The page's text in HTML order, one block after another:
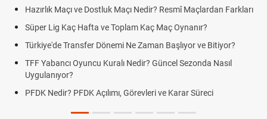
Farkları
Puan Durumunda AG, OM ve Diğer Kısaltmalar Ne
Skor Ne Demek? Sporda Skor ve Sonuç Kavramları
Futbol Nasıl Oynanır? Temel Futbol Kuralları
Deplasman Golü Kuralı Nedir? Hangi
Uygulanıyor?
DGS Sonuçları Ne Zaman Açıklanacak 2026? ÖSYM